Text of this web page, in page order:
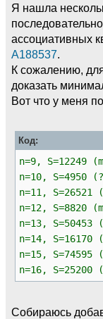
Я нашла
ассоциативных
A188537.
К сожалению,
доказать
Вот что у меня
Код:
n=9, S=12249
n=10, S=4950
n=11, S=26521
n=12, S=8820
n=13, S=50453
n=14, S=16170
n=15, S=74595
n=16, S=25200
Собираюсь